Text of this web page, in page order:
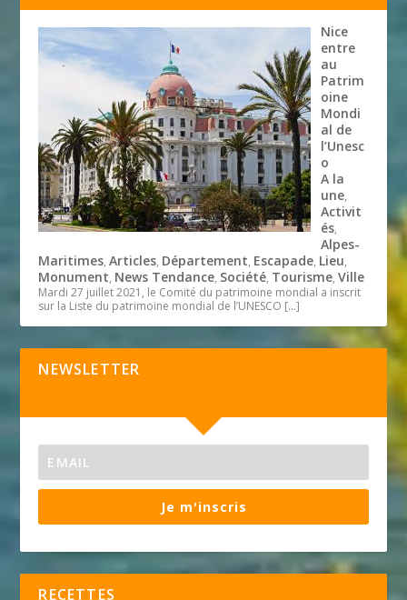
Nice
entre
au
Patrim
oine
Mondi
al de
l’Unesc
o
A la
une,
Activit
és,
Alpes-
Maritimes,Articles, Département, Escapade, Lieu,
Monument, News Tendance, Société, Tourisme,Ville
Mardi 27 juillet 2021, le Comité du patrimoine mondial a inscrit
sur la Liste du patrimoine mondial de l’UNESCO […]
NEWSLETTER
Je m'inscris
RECETTES